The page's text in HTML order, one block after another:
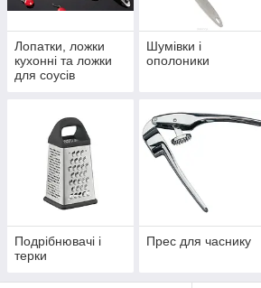
Лопатки, ложки
кухонні та ложки
для соусів
Шумівки і
ополоники
Подрібнювачі і
терки
Прес для часнику